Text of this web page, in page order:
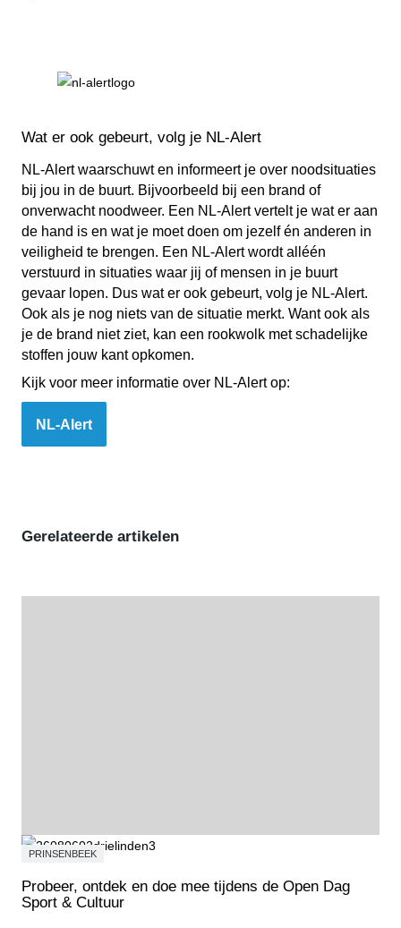
Wat er ook gebeurt, volg je NL-Alert
NL-Alert waarschuwt en informeert je over noodsituaties
bij jou in de buurt. Bijvoorbeeld bij een brand of
onverwacht noodweer. Een NL-Alert vertelt je wat er aan
de hand is en wat je moet doen om jezelf én anderen in
veiligheid te brengen. Een NL-Alert wordt alléén
verstuurd in situaties waar jij of mensen in je buurt
gevaar lopen. Dus wat er ook gebeurt, volg je NL-Alert.
Ook als je nog niets van de situatie merkt. Want ook als
je de brand niet ziet, kan een rookwolk met schadelijke
stoffen jouw kant opkomen.
Kijk voor meer informatie over NL-Alert op:
NL-Alert
Gerelateerde artikelen
PRINSENBEEK
Probeer, ontdek en doe mee tijdens de Open Dag
Sport & Cultuur